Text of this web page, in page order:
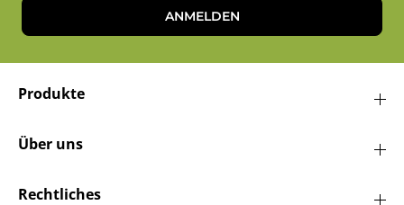
ANMELDEN
Produkte
Über uns
Rechtliches